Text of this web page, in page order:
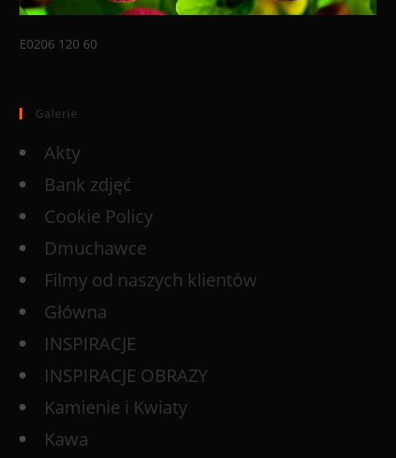
E0206 120 60
Galerie
Akty
Bank zdjęć
Cookie Policy
Dmuchawce
Filmy od naszych klientów
Główna
INSPIRACJE
INSPIRACJE OBRAZY
Kamienie i Kwiaty
Kawa